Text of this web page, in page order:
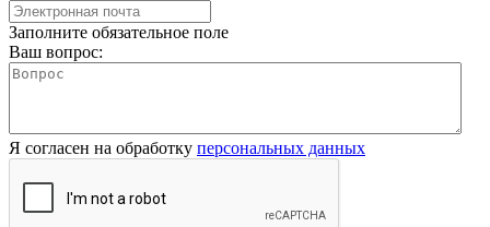
Заполните обязательное поле
Ваш вопрос:
Я согласен на обработку персональных данных